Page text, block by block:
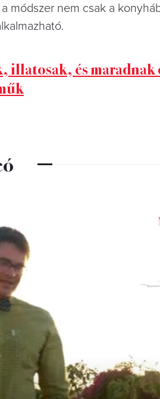
módszer nem csak a
és maradnak